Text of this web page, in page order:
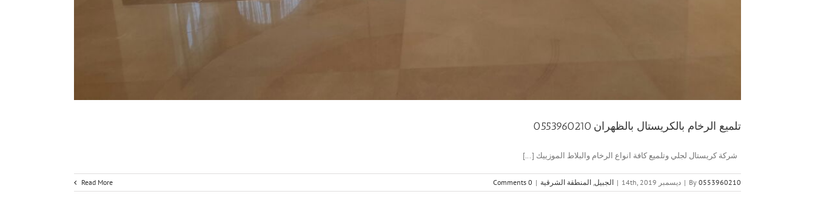
تلميع الرخام بالكريستال بالظهران 0553960210
شركة كريستال لجلي وتلميع كافة انواع الرخام والبلاط الموزييك [...]
By 0553960210
| ديسمبر 14th, 2019 | الجبيل المنطقة الشرقية |
0 Comments
Read More